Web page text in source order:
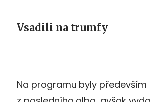
Vsadili na trumfy
Na programu byly především